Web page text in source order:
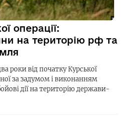
операції:
на територію рф та
роки від початку Курської
за задумом і виконанням
дії на територію держави-